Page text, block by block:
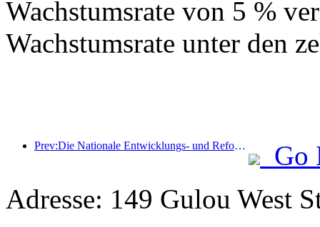
Wachstumsrate von 5 %
Wachstumsrate unter den
Prev:Die Nationale Entwicklungs- und Reformkommission hat die erste Charge von 49 hochwertigen Outdoor-Sportzielen veröffentlicht
Go
Adresse: 149 Gulou West